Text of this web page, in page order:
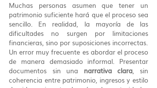
Muchas personas asumen que tener un
patrimonio suficiente hará que el proceso sea
sencillo. En realidad, la mayoría de las
dificultades no surgen por limitaciones
financieras, sino por suposiciones incorrectas.
Un error muy frecuente es abordar el proceso
de manera demasiado informal. Presentar
documentos sin una narrativa clara, sin
coherencia entre patrimonio, ingresos y estilo